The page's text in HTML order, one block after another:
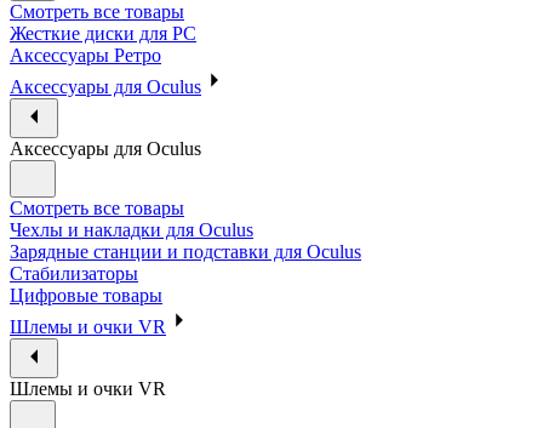
Смотреть все товары
Жесткие диски для PC
Аксессуары Ретро
Аксессуары для Oculus
Аксессуары для Oculus
Смотреть все товары
Чехлы и накладки для Oculus
Зарядные станции и подставки для Oculus
Стабилизаторы
Цифровые товары
Шлемы и очки VR
Шлемы и очки VR